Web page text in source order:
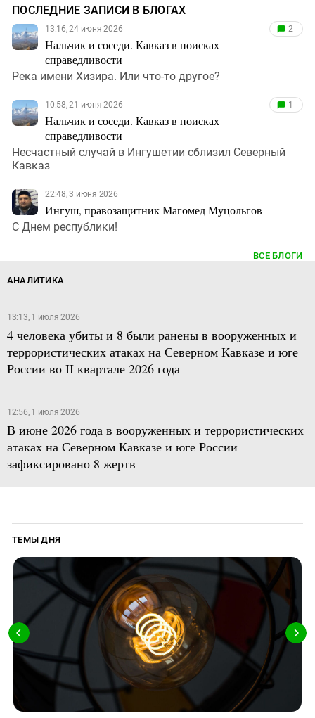
ПОСЛЕДНИЕ ЗАПИСИ В БЛОГАХ
13:16, 24 июня 2026
Нальчик и соседи. Кавказ в поисках
справедливости
2
Река имени Хизира. Или что-то другое?
10:58, 21 июня 2026
Нальчик и соседи. Кавказ в поисках
справедливости
1
Несчастный случай в Ингушетии сблизил Северный
Кавказ
22:48, 3 июня 2026
Ингуш, правозащитник Магомед Муцольгов
С Днем республики!
ВСЕ БЛОГИ
АНАЛИТИКА
13:13, 1 июля 2026
4 человека убиты и 8 были ранены в вооруженных и
террористических атаках на Северном Кавказе и юге
России во II квартале 2026 года
12:56, 1 июля 2026
В июне 2026 года в вооруженных и террористических
атаках на Северном Кавказе и юге России
зафиксировано 8 жертв
ТЕМЫ ДНЯ